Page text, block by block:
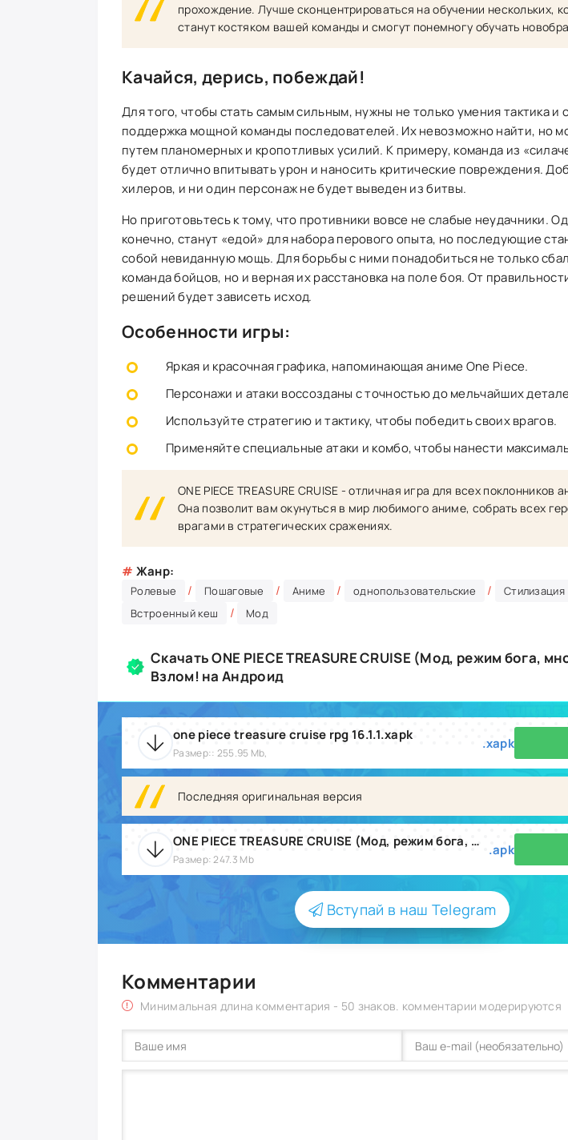
прохождение. Лучше сконцентрироваться на обучении нескольких,
станут костяком вашей команды и смогут понемногу обучать
Качайся, дерись, побеждай!
Для того, чтобы стать самым сильным, нужны не только умения тактика и
поддержка мощной команды последователей. Их невозможно найти, но
путем планомерных и кропотливых усилий. К примеру, команда из
будет отлично впитывать урон и наносить критические повреждения.
хилеров, и ни один персонаж не будет выведен из битвы.
Но приготовьтесь к тому, что противники вовсе не слабые неудачники.
конечно, станут «едой» для набора перового опыта, но последующие
собой невиданную мощь. Для борьбы с ними понадобиться не только
команда бойцов, но и верная их расстановка на поле боя. От
решений будет зависеть исход.
Особенности игры:
Яркая и красочная графика, напоминающая аниме One Piece.
Персонажи и атаки воссозданы с точностью до мельчайших
Используйте стратегию и тактику, чтобы победить своих врагов.
Применяйте специальные атаки и комбо, чтобы нанести
ONE PIECE TREASURE CRUISE - отличная игра для всех поклонников
Она позволит вам окунуться в мир любимого аниме, собрать всех
врагами в стратегических сражениях.
# Жанр:
Ролевые / Пошаговые / Аниме / однопользовательские / Стилизация
Встроенный кеш / Мод
Скачать ONE PIECE TREASURE CRUISE (Мод, режим бога,
Взлом! на Андроид
one piece treasure cruise rpg 16.1.1.xapk
Размер:: 255.95 Mb,
.xapk
Последняя оригинальная версия
ONE PIECE TREASURE CRUISE (Мод, режим бога, много урона) v16.1.2
Размер: 247.3 Mb
.apk
Вступай в наш Telegram
Комментарии
Минимальная длина комментария - 50 знаков. комментарии модерируются